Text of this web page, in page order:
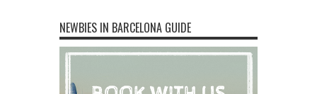
NEWBIES IN BARCELONA GUIDE